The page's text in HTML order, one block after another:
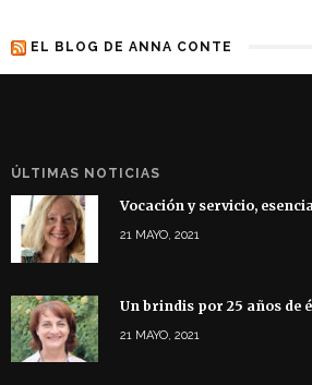
EL BLOG DE ANNA CONTE
ÚLTIMAS NOTICIAS
Vocación y servicio,
21 MAYO, 2021
Un brindis por 25 años de
21 MAYO, 2021